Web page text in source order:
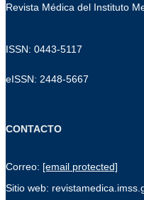
Revista Médica del Instituto
ISSN: 0443-5117
eISSN: 2448-5667
CONTACTO
Correo: [email protected]
Sitio web: